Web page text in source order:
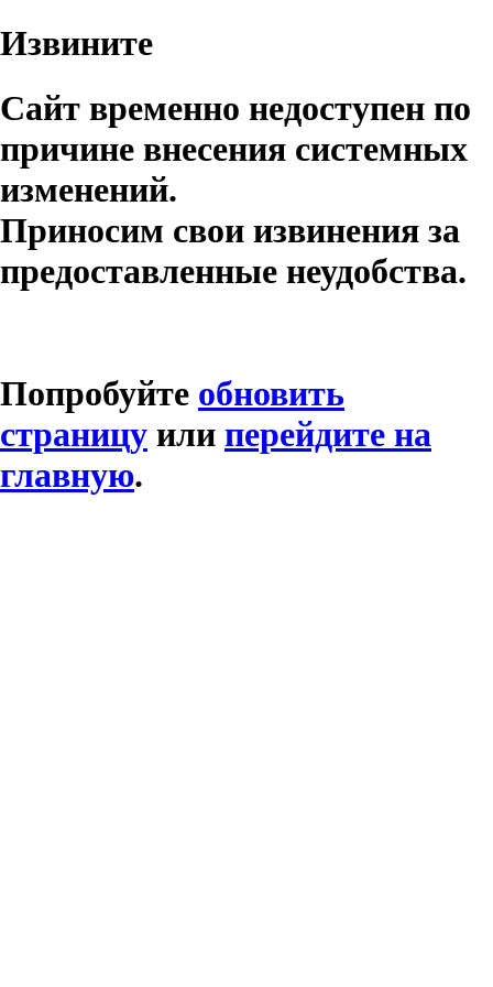
Извините
Сайт временно недоступен по
причине внесения системных
изменений.
Приносим свои извинения за
предоставленные неудобства.
Попробуйте обновить
страницу или перейдите на
главную.